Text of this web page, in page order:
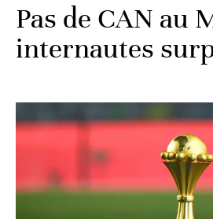
Pas de CAN au
internautes